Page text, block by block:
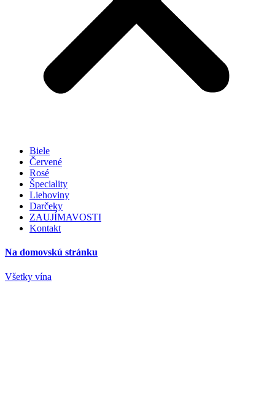
Biele
Červené
Rosé
Špeciality
Liehoviny
Darčeky
ZAUJÍMAVOSTI
Kontakt
Na domovskú stránku
Všetky vína